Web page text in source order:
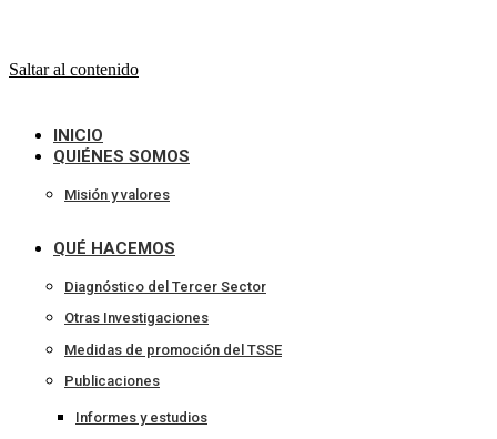
Saltar al contenido
INICIO
QUIÉNES SOMOS
Misión y valores
QUÉ HACEMOS
Diagnóstico del Tercer Sector
Otras Investigaciones
Medidas de promoción del TSSE
Publicaciones
Informes y estudios